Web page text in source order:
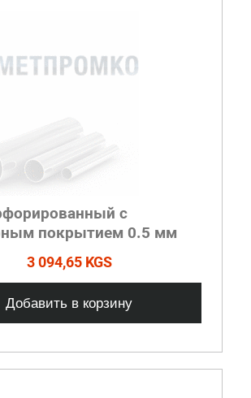
с
покрытием 0.5 мм
3 094,65 KGS
Добавить в корзину